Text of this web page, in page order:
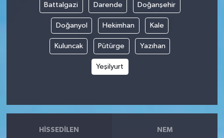
Battalgazi Darende Doğanşehir
Doğanyol Hekimhan Kale
Kuluncak Pütürge Yazıhan
Yeşilyurt
HISSEDILEN NEM